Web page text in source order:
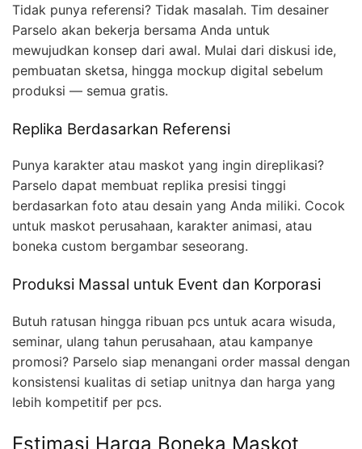
Tidak punya referensi? Tidak masalah. Tim desainer
Parselo akan bekerja bersama Anda untuk
mewujudkan konsep dari awal. Mulai dari diskusi ide,
pembuatan sketsa, hingga mockup digital sebelum
produksi — semua gratis.
Replika Berdasarkan Referensi
Punya karakter atau maskot yang ingin direplikasi?
Parselo dapat membuat replika presisi tinggi
berdasarkan foto atau desain yang Anda miliki. Cocok
untuk maskot perusahaan, karakter animasi, atau
boneka custom bergambar seseorang.
Produksi Massal untuk Event dan Korporasi
Butuh ratusan hingga ribuan pcs untuk acara wisuda,
seminar, ulang tahun perusahaan, atau kampanye
promosi? Parselo siap menangani order massal dengan
konsistensi kualitas di setiap unitnya dan harga yang
lebih kompetitif per pcs.
Estimasi Harga Boneka Maskot